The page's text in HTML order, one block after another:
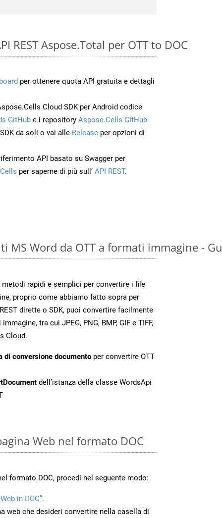
REST Aspose.Total per OTT to DOC
per ottenere quota API gratuita e dettagli
Cloud SDK per Android codice
GitHub e i repository Aspose.Cells GitHub
da soli o vai alle Release per opzioni di
API basato su Swagger per
per saperne di più sull’ API REST.
MS Word da OTT a formati immagine -
rapidi e semplici per convertire i file
proprio come abbiamo fatto sopra per
dirette o SDK, puoi convertire facilmente
tra cui JPEG, PNG, BMP, GIF e TIFF,
Cloud.
di conversione documento per convertire OTT
dell’istanza della classe WordsApi
Web nel formato DOC
formato DOC, procedi nel seguente modo:
in DOC”.
web che desideri convertire nella casella di